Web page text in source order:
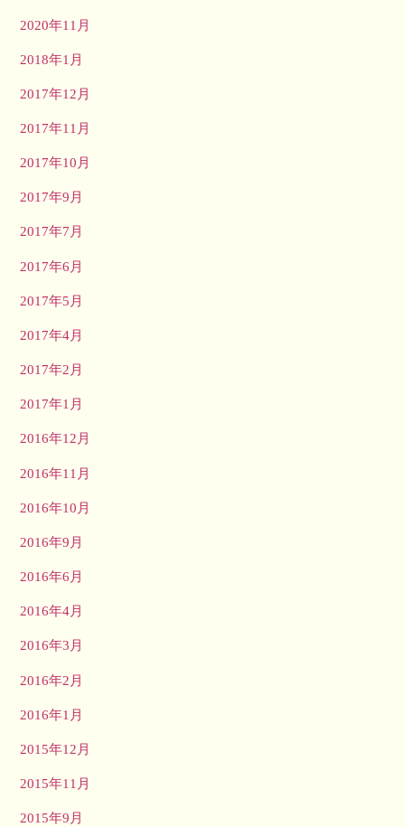
2020年11月
2018年1月
2017年12月
2017年11月
2017年10月
2017年9月
2017年7月
2017年6月
2017年5月
2017年4月
2017年2月
2017年1月
2016年12月
2016年11月
2016年10月
2016年9月
2016年6月
2016年4月
2016年3月
2016年2月
2016年1月
2015年12月
2015年11月
2015年9月